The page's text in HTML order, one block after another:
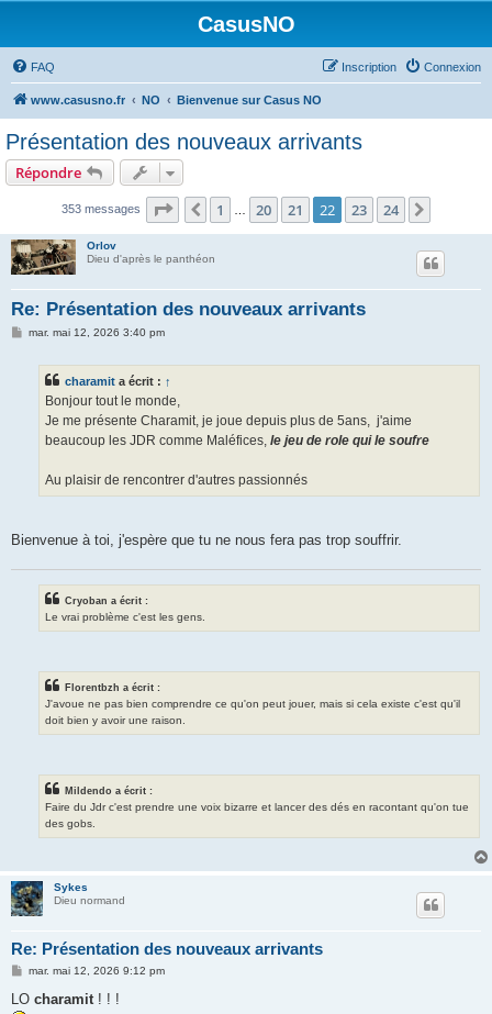
CasusNO
FAQ Connexion
Inscription
www.casusno.fr NO Bienvenue sur Casus NO
Présentation des nouveaux arrivants
Répondre
353 messages Page 22 sur 24
Précédent
1 20 21 22 23 24
Orlov
Dieu d'après le panthéon
Re: Présentation des nouveaux arrivants
Mmar. mai 12, 2026 3:40 pm
charamit a écrit : ↑
Bonjour tout le monde,
Je me présente Charamit, je joue depuis plus de 5ans, j'aime
beaucoup les JDR comme Maléfices, le jeu de role qui le soufre
Au plaisir de rencontrer d'autres passionnés
Bienvenue à toi, j'espère que tu ne nous fera pas trop souffrir.
Cryoban a écrit :
Le vrai problème c'est les gens.
Florentbzh a écrit :
J'avoue ne pas bien comprendre ce qu'on peut jouer, mais si cela existe c'est qu'il
doit bien y avoir une raison.
Mildendo a écrit :
Faire du Jdr c'est prendre une voix bizarre et lancer des dés en racontant qu'on tue
des gobs.
Sykes
Dieu normand
Re: Présentation des nouveaux arrivants
M
s
mar. mai 12, 2026 9:12 pm
LO charamit ! ! !